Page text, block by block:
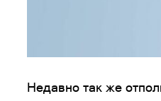
Недавно так же